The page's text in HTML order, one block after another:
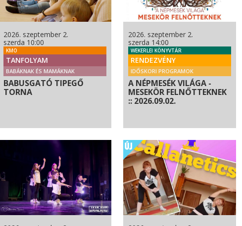
2026. szeptember 2.
szerda 10:00
KMO
TANFOLYAM
BABÁKNAK ÉS MAMÁKNAK
BABUSGATÓ TIPEGŐ
TORNA
2026. szeptember 2.
szerda 14:00
WEKERLEI KÖNYVTÁR
RENDEZVÉNY
IDŐSKORI PROGRAMOK
A NÉPMESÉK VILÁGA -
MESEKÖR FELNŐTTEKNEK
:: 2026.09.02.